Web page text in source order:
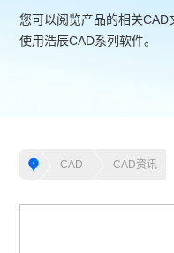
您可以阅览产品的相关
使用浩辰CAD系列软件。
CAD CAD资讯